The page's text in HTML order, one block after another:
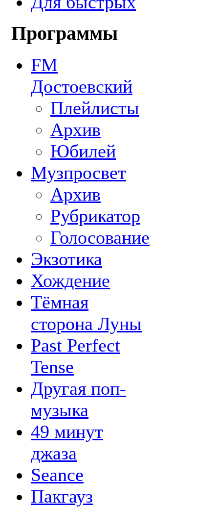
Программы
FM
Достоевский
Плейлисты
Архив
Юбилей
Музпросвет
Архив
Рубрикатор
Голосование
Экзотика
Хождение
Тёмная
сторона Луны
Past Perfect
Tense
Другая поп-
музыка
49 минут
джаза
Seance
Пакгауз